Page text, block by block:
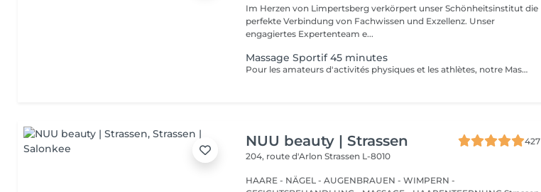
Im Herzen von Limpertsberg verkörpert unser Schönheitsinstitut die
perfekte Verbindung von Fachwissen und Exzellenz. Unser
engagiertes Expertenteam e...
Massage Sportif 45 minutes
Pour les amateurs d'activités physiques et les athlètes, notre Massage Sportif est la clé pour optimiser la performance et récupérer plus rapidement. Nos thérapeutes spécialisés utilisent des techniques ciblées pour relâcher les tensions musculaires, améliorer la flexibilité et accélérer la récupération. Que vous soyez un sportif professionnel ou simplement actif, ce massage vous permet de rester au sommet de votre forme
NUU beauty | Strassen
427
204, route d'ArlonStrassen L-8010
HAARE - NÄGEL - AUGENBRAUEN - WIMPERN -